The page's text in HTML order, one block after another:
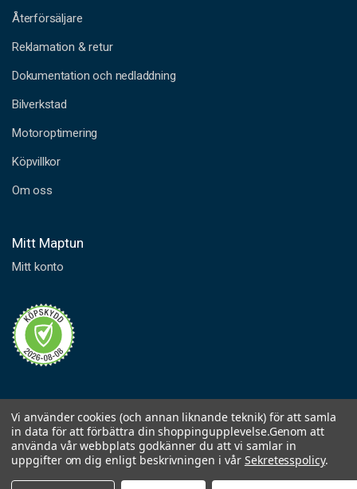
Återförsäljare
Reklamation & retur
Dokumentation och nedladdning
Bilverkstad
Motoroptimering
Köpvillkor
Om oss
Mitt Maptun
Mitt konto
Vi använder cookies (och annan liknande teknik) för att samla
in data för att förbättra din shoppingupplevelse.Genom att
använda vår webbplats godkänner du att vi samlar in
uppgifter om dig enligt beskrivningen i vår Sekretesspolicy.